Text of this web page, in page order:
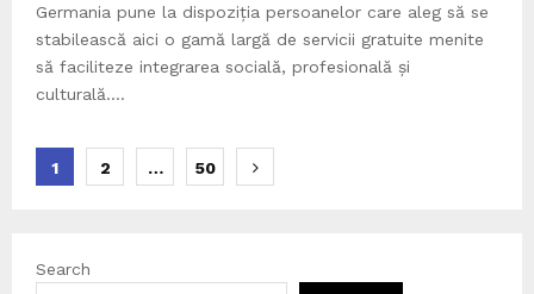
Germania pune la dispoziția persoanelor care aleg să se
stabilească aici o gamă largă de servicii gratuite menite
să faciliteze integrarea socială, profesională și
culturală....
Posts
1 2 … 50
Search